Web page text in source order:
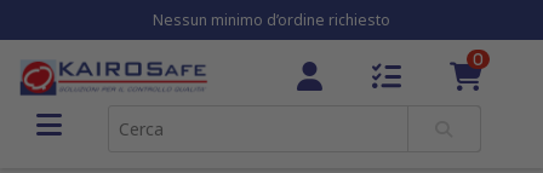
Nessun minimo d’ordine richiesto
0